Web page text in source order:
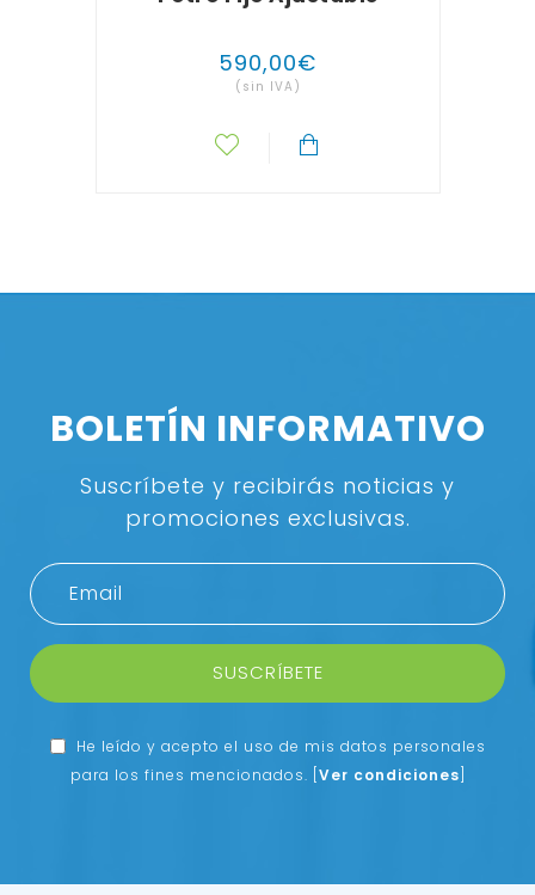
590,00€
(sin IVA)
BOLETÍN INFORMATIVO
Suscríbete y recibirás noticias y
promociones exclusivas.
SUSCRÍBETE
He leído y acepto el uso de mis datos personales
para los fines mencionados. Ver condiciones